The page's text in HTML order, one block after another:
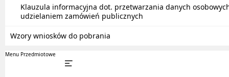
Klauzula informacyjna dot. przetwarzania danych
udzielaniem zamówień publicznych
Wzory wniosków do pobrania
Menu Przedmiotowe